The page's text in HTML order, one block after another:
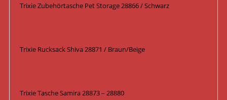
Trixie Zubehörtasche Pet Storage 28866 / Schwarz
Trixie Rucksack Shiva 28871 / Braun/Beige
Trixie Tasche Samira 28873 – 28880